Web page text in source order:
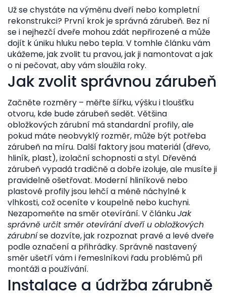
Už se chystáte na výměnu dveří nebo kompletní
rekonstrukci? První krok je správná zárubeň. Bez ní
se i nejhezčí dveře mohou zdát nepřirozené a může
dojít k úniku hluku nebo tepla. V tomhle článku vám
ukážeme, jak zvolit tu pravou, jak ji namontovat a jak
o ni pečovat, aby vám sloužila roky.
Jak zvolit správnou zárubeň
Začněte rozměry – měřte šířku, výšku i tloušťku
otvoru, kde bude zárubeň sedět. Většina
obložkových zárubní má standardní profily, ale
pokud máte neobvyklý rozměr, může být potřeba
zárubeň na míru. Další faktory jsou materiál (dřevo,
hliník, plast), izolační schopnosti a styl. Dřevěná
zárubeň vypadá tradičně a dobře izoluje, ale musíte ji
pravidelně ošetřovat. Moderní hliníkové nebo
plastové profily jsou lehčí a méně náchylné k
vlhkosti, což oceníte v koupelně nebo kuchyni.
Nezapomeňte na směr otevírání. V článkuJak
správně určit směr otevírání dveří u obložkových
zárubníse dozvíte, jak rozpoznat pravé a levé dveře
podle označení a přihrádky. Správně nastavený
směr ušetří vám i řemeslníkovi řadu problémů při
montáži a používání.
Instalace a údržba zárubně